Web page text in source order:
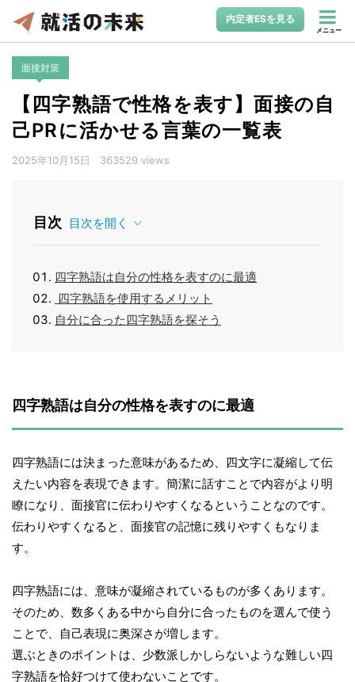
内定者ESを見る
メニュー
面接対策
【四字熟語で性格を表す】面接の自
己PRに活かせる言葉の一覧表
2025年10月15日 363529 views
目次 目次を開く
四字熟語は自分の性格を表すのに最適
四字熟語を使用するメリット
自分に合った四字熟語を探そう
四字熟語は自分の性格を表すのに最適
四字熟語には決まった意味があるため、四文字に凝縮して伝
えたい内容を表現できます。簡潔に話すことで内容がより明
瞭になり、面接官に伝わりやすくなるということなのです。
伝わりやすくなると、面接官の記憶に残りやすくもなりま
す。
四字熟語には、意味が凝縮されているものが多くあります。
そのため、数多くある中から自分に合ったものを選んで使う
ことで、自己表現に奥深さが増します。
選ぶときのポイントは、少数派しかしらないような難しい四
字熟語を恰好つけて使わないことです。